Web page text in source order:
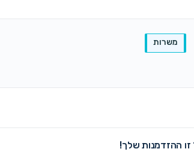
משרות
ההזדמנות שלך!